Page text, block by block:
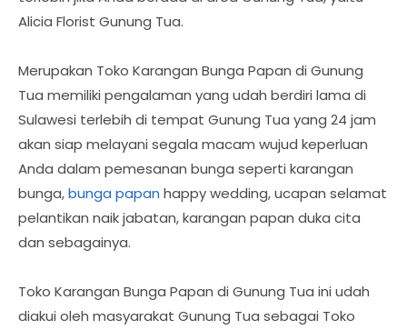
Alicia Florist Gunung Tua.
Merupakan Toko Karangan Bunga Papan di Gunung
Tua memiliki pengalaman yang udah berdiri lama di
Sulawesi terlebih di tempat Gunung Tua yang 24 jam
akan siap melayani segala macam wujud keperluan
Anda dalam pemesanan bunga seperti karangan
bunga,bunga papan happy wedding, ucapan selamat
pelantikan naik jabatan, karangan papan duka cita
dan sebagainya.
Toko Karangan Bunga Papan di Gunung Tua ini udah
diakui oleh masyarakat Gunung Tua sebagai Toko